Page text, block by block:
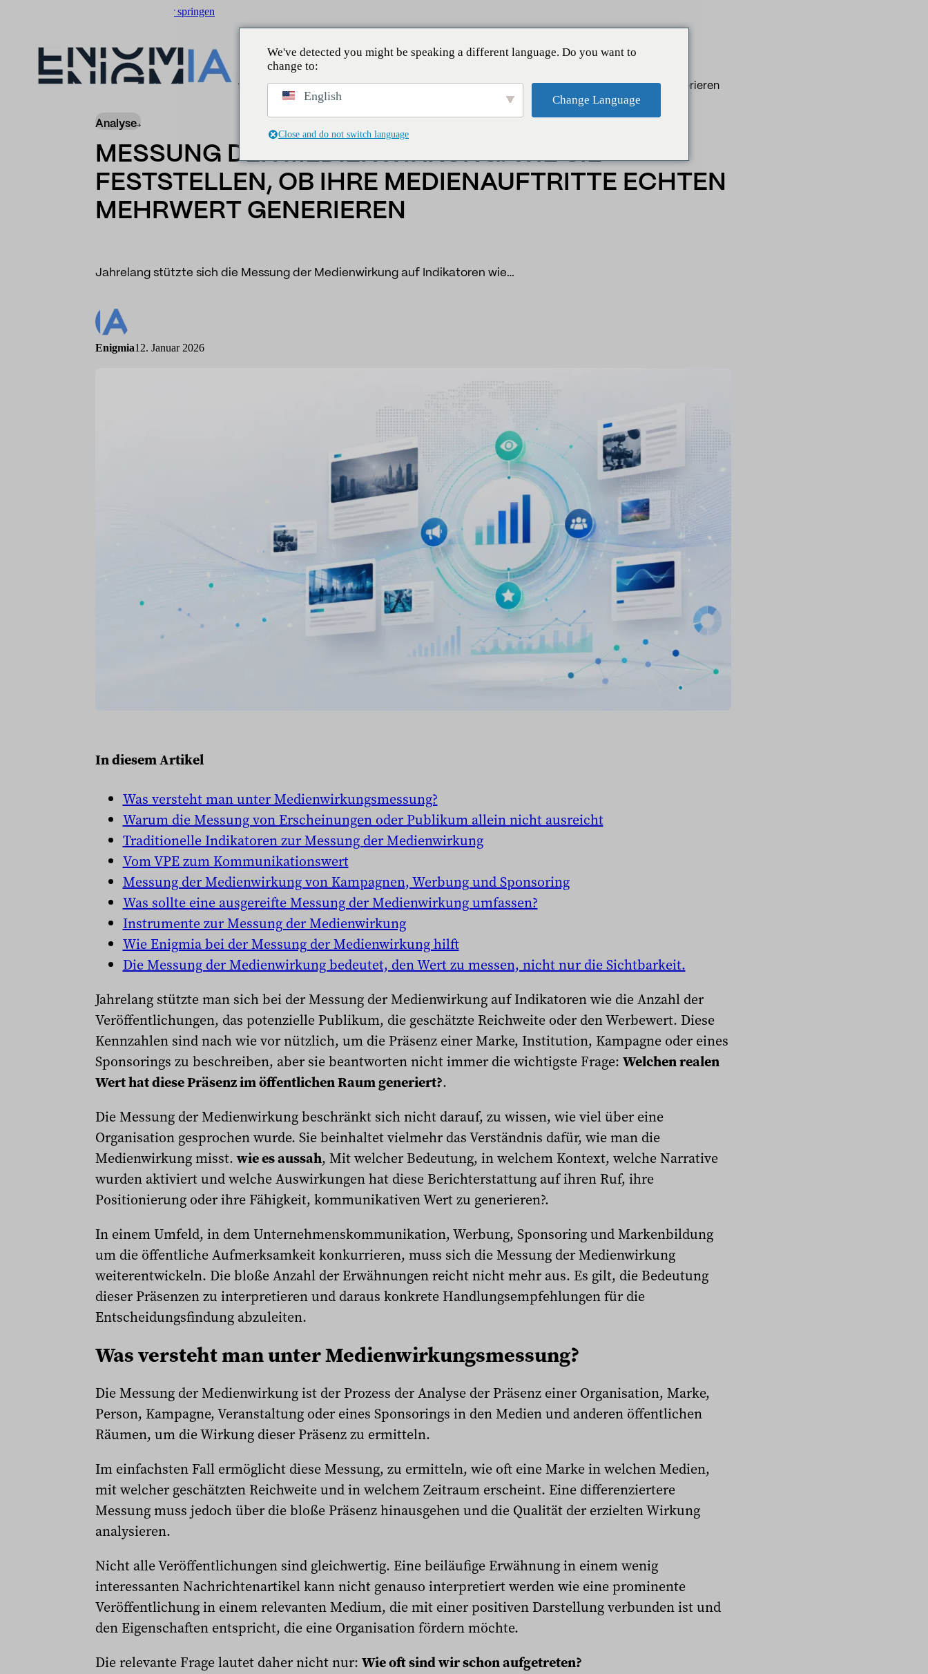
Zum Footer springen
Insider Nachrichten /Messung der Medienwirkung: Wie Sie feststellen, ob Ihre Medienauftritte echten Mehrwert generieren
Analyse
MESSUNG DER MEDIENWIRKUNG: WIE SIE
FESTSTELLEN, OB IHRE MEDIENAUFTRITTE ECHTEN
MEHRWERT GENERIEREN
Jahrelang stützte sich die Messung der Medienwirkung auf Indikatoren wie…
Enigmia12. Januar 2026
In diesem Artikel
Was versteht man unter Medienwirkungsmessung?
Warum die Messung von Erscheinungen oder Publikum allein nicht ausreicht
Traditionelle Indikatoren zur Messung der Medienwirkung
Vom VPE zum Kommunikationswert
Messung der Medienwirkung von Kampagnen, Werbung und Sponsoring
Was sollte eine ausgereifte Messung der Medienwirkung umfassen?
Instrumente zur Messung der Medienwirkung
Wie Enigmia bei der Messung der Medienwirkung hilft
Die Messung der Medienwirkung bedeutet, den Wert zu messen, nicht nur die Sichtbarkeit.
Jahrelang stützte man sich bei der Messung der Medienwirkung auf Indikatoren wie die Anzahl der
Veröffentlichungen, das potenzielle Publikum, die geschätzte Reichweite oder den Werbewert. Diese
Kennzahlen sind nach wie vor nützlich, um die Präsenz einer Marke, Institution, Kampagne oder eines
Sponsorings zu beschreiben, aber sie beantworten nicht immer die wichtigste Frage: Welchen realen
Wert hat diese Präsenz im öffentlichen Raum generiert?.
Die Messung der Medienwirkung beschränkt sich nicht darauf, zu wissen, wie viel über eine
Organisation gesprochen wurde. Sie beinhaltet vielmehr das Verständnis dafür, wie man die
Medienwirkung misst.wie es aussah, Mit welcher Bedeutung, in welchem Kontext, welche Narrative
wurden aktiviert und welche Auswirkungen hat diese Berichterstattung auf ihren Ruf, ihre
Positionierung oder ihre Fähigkeit, kommunikativen Wert zu generieren?.
In einem Umfeld, in dem Unternehmenskommunikation, Werbung, Sponsoring und Markenbildung
um die öffentliche Aufmerksamkeit konkurrieren, muss sich die Messung der Medienwirkung
weiterentwickeln. Die bloße Anzahl der Erwähnungen reicht nicht mehr aus. Es gilt, die Bedeutung
dieser Präsenzen zu interpretieren und daraus konkrete Handlungsempfehlungen für die
Entscheidungsfindung abzuleiten.
Was versteht man unter Medienwirkungsmessung?
Die Messung der Medienwirkung ist der Prozess der Analyse der Präsenz einer Organisation, Marke,
Person, Kampagne, Veranstaltung oder eines Sponsorings in den Medien und anderen öffentlichen
Räumen, um die Wirkung dieser Präsenz zu ermitteln.
Im einfachsten Fall ermöglicht diese Messung, zu ermitteln, wie oft eine Marke in welchen Medien,
mit welcher geschätzten Reichweite und in welchem Zeitraum erscheint. Eine differenziertere
Messung muss jedoch über die bloße Präsenz hinausgehen und die Qualität der erzielten Wirkung
analysieren.
Nicht alle Veröffentlichungen sind gleichwertig. Eine beiläufige Erwähnung in einem wenig
interessanten Nachrichtenartikel kann nicht genauso interpretiert werden wie eine prominente
Veröffentlichung in einem relevanten Medium, die mit einer positiven Darstellung verbunden ist und
den Eigenschaften entspricht, die eine Organisation fördern möchte.
Die relevante Frage lautet daher nicht nur: Wie oft sind wir schon aufgetreten?
We've detected you might be speaking a different language. Do you want to
change to:
English Change Language
Close and do not switch language